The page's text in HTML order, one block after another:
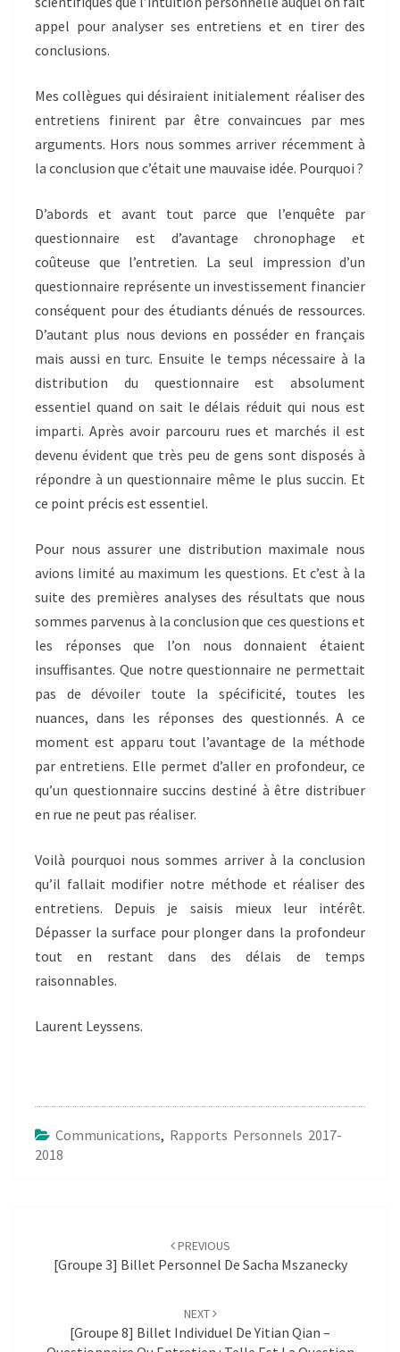
appel pour analyser ses entretiens et en tirer des
conclusions.
Mes collègues qui désiraient initialement réaliser des
entretiens finirent par être convaincues par mes
arguments. Hors nous sommes arriver récemment à
la conclusion que c’était une mauvaise idée. Pourquoi ?
D’abords et avant tout parce que l’enquête par
questionnaire est d’avantage chronophage et
coûteuse que l’entretien. La seul impression d’un
questionnaire représente un investissement financier
conséquent pour des étudiants dénués de ressources.
D’autant plus nous devions en posséder en français
mais aussi en turc. Ensuite le temps nécessaire à la
distribution du questionnaire est absolument
essentiel quand on sait le délais réduit qui nous est
imparti. Après avoir parcouru rues et marchés il est
devenu évident que très peu de gens sont disposés à
répondre à un questionnaire même le plus succin. Et
ce point précis est essentiel.
Pour nous assurer une distribution maximale nous
avions limité au maximum les questions. Et c’est à la
suite des premières analyses des résultats que nous
sommes parvenus à la conclusion que ces questions et
les réponses que l’on nous donnaient étaient
insuffisantes. Que notre questionnaire ne permettait
pas de dévoiler toute la spécificité, toutes les
nuances, dans les réponses des questionnés. A ce
moment est apparu tout l’avantage de la méthode
par entretiens. Elle permet d’aller en profondeur, ce
qu’un questionnaire succins destiné à être distribuer
en rue ne peut pas réaliser.
Voilà pourquoi nous sommes arriver à la conclusion
qu’il fallait modifier notre méthode et réaliser des
entretiens. Depuis je saisis mieux leur intérêt.
Dépasser la surface pour plonger dans la profondeur
tout en restant dans des délais de temps
raisonnables.
Laurent Leyssens.
Communications, Rapports Personnels 2017-
2018
PREVIOUS
[Groupe 3] Billet Personnel De Sacha Mszanecky
NEXT
[Groupe 8] Billet Individuel De Yitian Qian –